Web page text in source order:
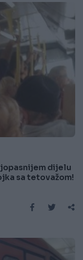
dijelu
sa tetovažom!